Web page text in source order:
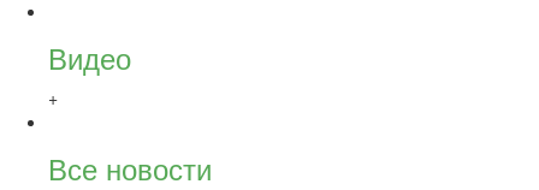
Видео
+
Все новости